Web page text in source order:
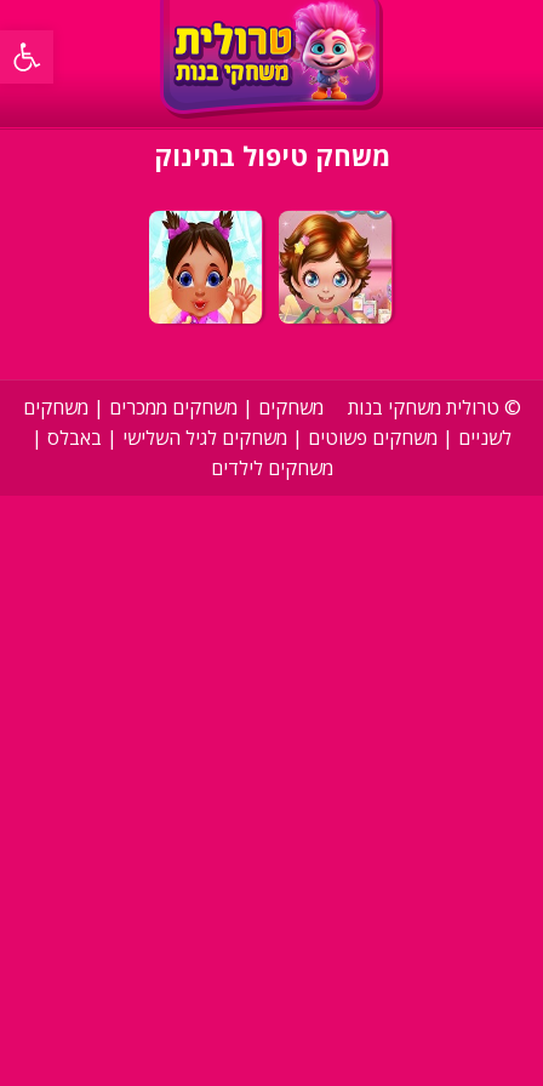
פתח
משחק טיפול בתינוק
© טרולית משחקי בנות משחקים | משחקים ממכרים | משחקים
לשניים | משחקים פשוטים | משחקים לגיל השלישי | באבלס |
משחקים לילדים